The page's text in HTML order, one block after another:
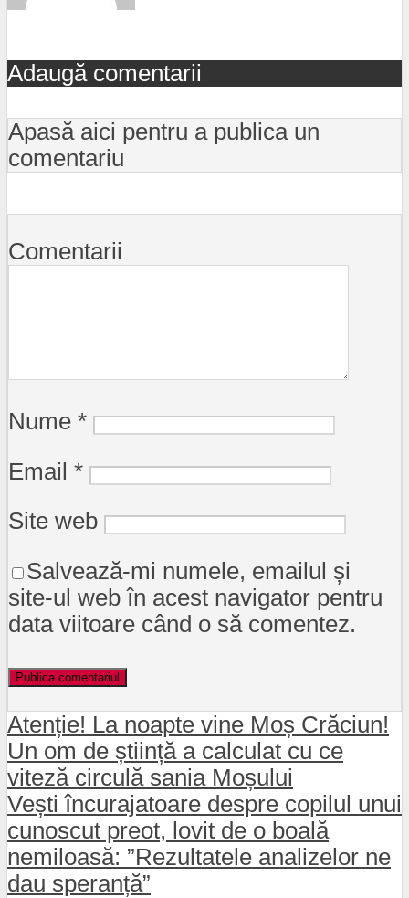
Adaugă comentarii
Apasă aici pentru a publica un
comentariu
Comentarii
Nume *
Email *
Site web
Salvează-mi numele, emailul și
site-ul web în acest navigator pentru
data viitoare când o să comentez.
Atenție! La noapte vine Moș Crăciun!
Un om de știință a calculat cu ce
viteză circulă sania Moșului
Vești încurajatoare despre copilul unui
cunoscut preot, lovit de o boală
nemiloasă: ”Rezultatele analizelor ne
dau speranță”